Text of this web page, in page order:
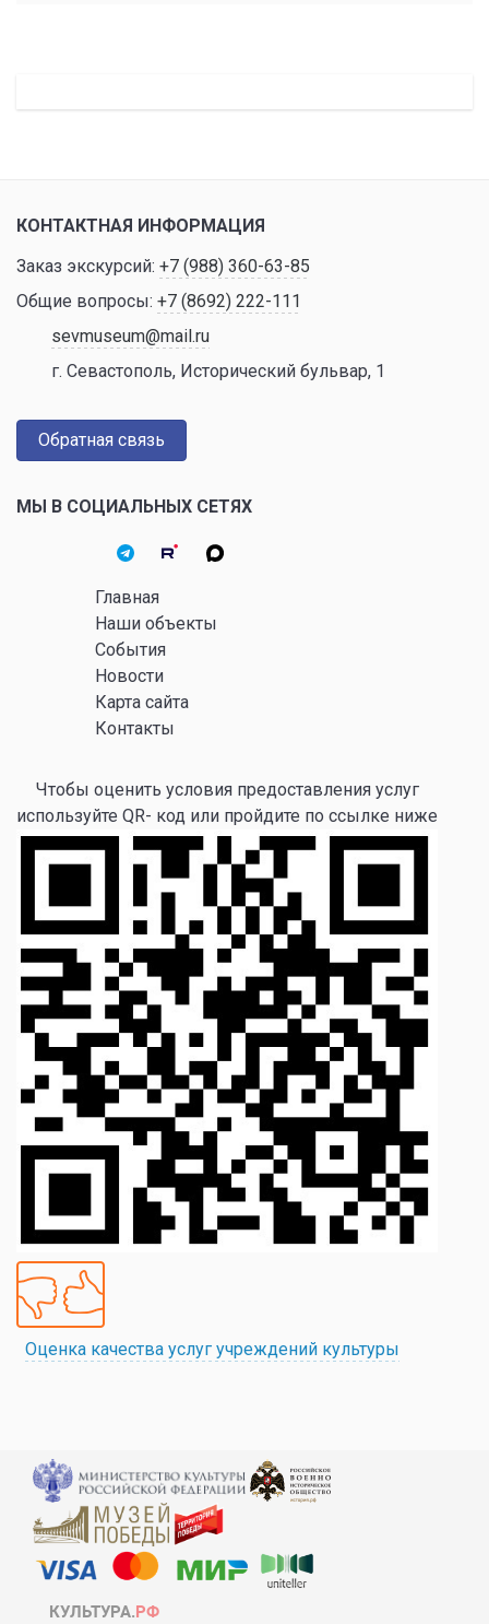
КОНТАКТНАЯ ИНФОРМАЦИЯ
Заказ экскурсий: +7 (988) 360-63-85
Общие вопросы: +7 (8692) 222-111
sevmuseum@mail.ru
г. Севастополь, Исторический бульвар, 1
Обратная связь
МЫ В СОЦИАЛЬНЫХ СЕТЯХ
Главная
Наши объекты
События
Новости
Карта сайта
Контакты
Чтобы оценить условия предоставления услуг
используйте QR- код или пройдите по ссылке ниже
Оценка качества услуг учреждений культуры